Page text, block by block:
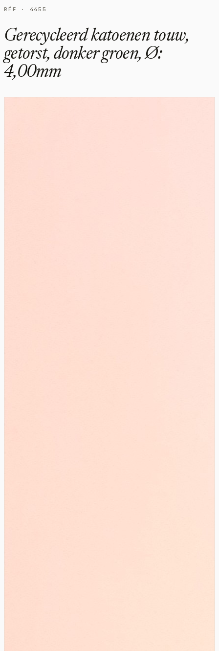
RÉF · 4455
Gerecycleerd katoenen touw,
getorst, donker groen, Ø:
4,00mm